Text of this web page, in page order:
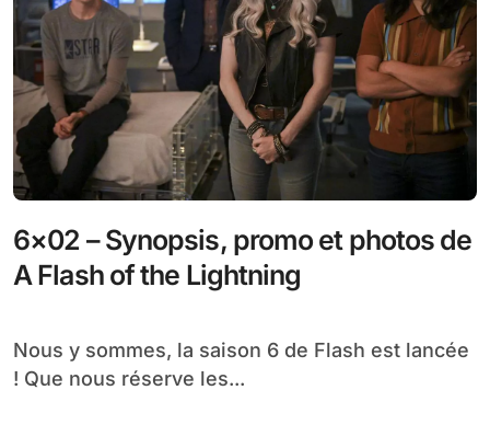
6×02 – Synopsis, promo et photos de
A Flash of the Lightning
Nous y sommes, la saison 6 de Flash est lancée
! Que nous réserve les...